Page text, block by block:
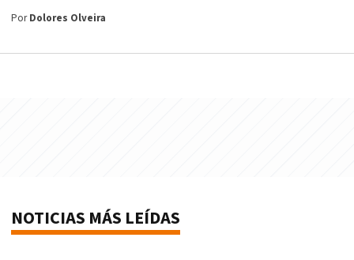
PorDolores Olveira
NOTICIAS MÁS LEÍDAS